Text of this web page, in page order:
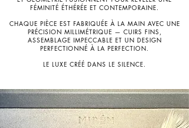
FÉMINITÉ ÉTHÉRÉE ET CONTEMPORAINE.
CHAQUE PIÈCE EST FABRIQUÉE À LA MAIN AVEC UNE
PRÉCISION MILLIMÉTRIQUE — CUIRS FINS,
ASSEMBLAGE IMPECCABLE ET UN DESIGN
PERFECTIONNÉ À LA PERFECTION.
LE LUXE CRÉÉ DANS LE SILENCE.